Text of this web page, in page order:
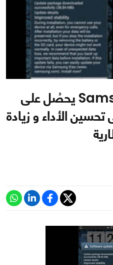
Samsung Galaxy S III يحصُل على
الأداء و زيادة